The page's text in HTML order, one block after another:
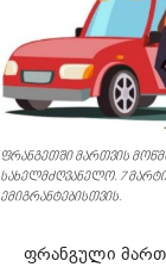
ფრანგეთში მართვის
სახელმძღვანელო. 7
ემიგრანტებისთვის.
ფრანგული